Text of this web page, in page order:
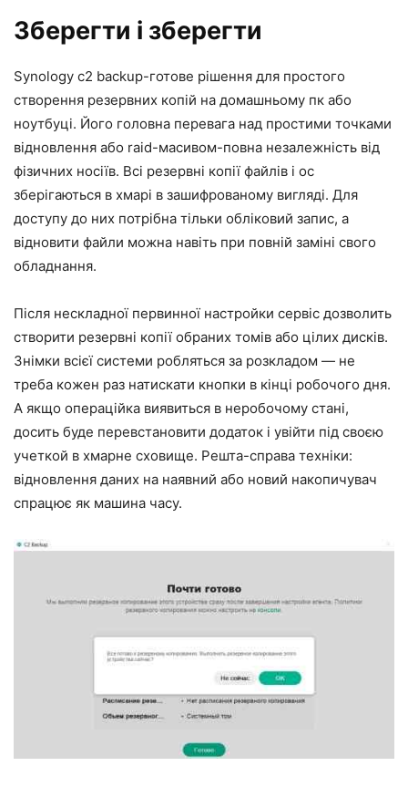
Зберегти і зберегти
Synology c2 backup-готове рішення для простого
створення резервних копій на домашньому пк або
ноутбуці. Його головна перевага над простими точками
відновлення або raid-масивом-повна незалежність від
фізичних носіїв. Всі резервні копії файлів і ос
зберігаються в хмарі в зашифрованому вигляді. Для
доступу до них потрібна тільки обліковий запис, а
відновити файли можна навіть при повній заміні свого
обладнання.
Після нескладної первинної настройки сервіс дозволить
створити резервні копії обраних томів або цілих дисків.
Знімки всієї системи робляться за розкладом — не
треба кожен раз натискати кнопки в кінці робочого дня.
А якщо операційка виявиться в неробочому стані,
досить буде перевстановити додаток і увійти під своєю
учеткой в хмарне сховище. Решта-справа техніки:
відновлення даних на наявний або новий накопичувач
спрацює як машина часу.